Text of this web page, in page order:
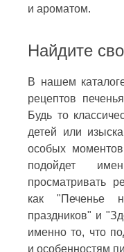
и ароматом.
Найдите
В нашем
рецептов
Будь то
детей или
особых
подойдет
просматривать
как "Печенье
праздников" и
именно то, что
и особенностям